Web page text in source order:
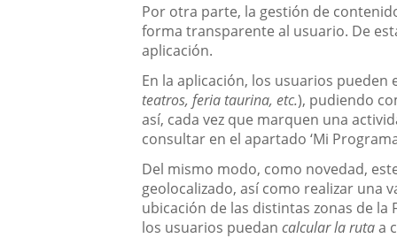
Por otra parte, la gestión de
forma transparente al usuario. De
aplicación.
En la aplicación, los usuarios
teatros, feria taurina, etc.), pudiendo
así, cada vez que marquen una
consultar en el apartado ‘Mi
Del mismo modo, como novedad,
geolocalizado, así como realizar una
ubicación de las distintas zonas de la
los usuarios puedancalcular la rutaa